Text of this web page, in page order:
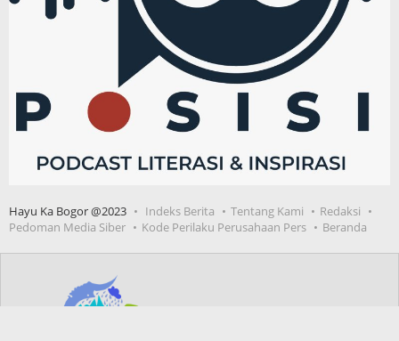
Hayu Ka Bogor @2023 Indeks Berita Tentang Kami
Redaksi
Pedoman Media Siber
Kode Perilaku Perusahaan Pers Beranda